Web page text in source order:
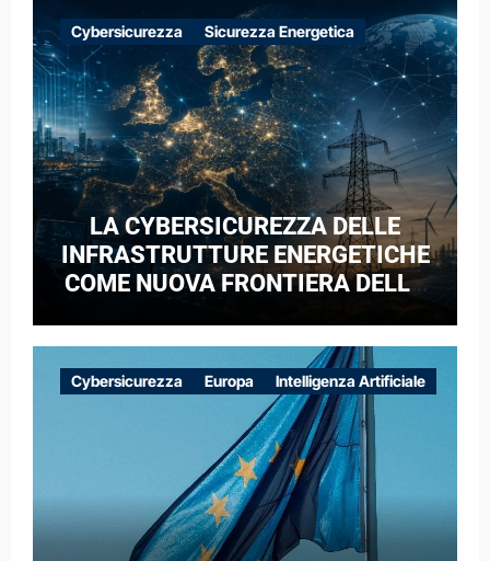
Cybersicurezza Sicurezza Energetica
LA CYBERSICUREZZA DELLE
INFRASTRUTTURE ENERGETICHE
COME NUOVA FRONTIERA DELLA
CASO DELLE RETI ELETTRICHE
EUROPEE NEL CONTESTO DELLA
GUERRA IBRIDA
Cybersicurezza Europa Intelligenza Artificiale